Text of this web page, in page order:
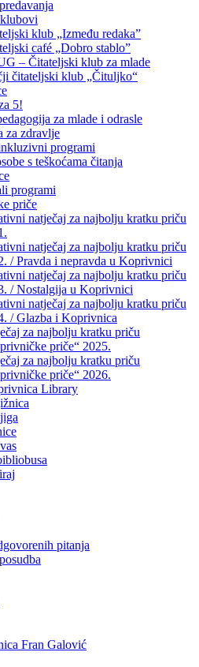
klub „Između redaka”
café „Dobro stablo”
– Čitateljski klub za mlade
čitateljski klub „Čituljko“
5!
za mlade i odrasle
za zdravlje
programi
s teškoćama čitanja
programi
priče
natječaj za najbolju kratku priču
natječaj za najbolju kratku priču
/ Pravda i nepravda u Koprivnici
natječaj za najbolju kratku priču
/ Nostalgija u Koprivnici
natječaj za najbolju kratku priču
/ Glazba i Koprivnica
za najbolju kratku priču
priče“ 2025.
za najbolju kratku priču
priče“ 2026.
Library
pitanja
Fran Galović